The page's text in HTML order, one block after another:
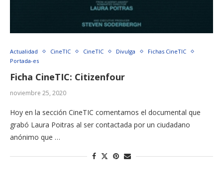
Actualidad CineTIC CineTIC Divulga
Fichas CineTIC
Portada-es
Ficha CineTIC: Citizenfour
noviembre 25, 2020
Hoy en la sección CineTIC comentamos el documental que
grabó Laura Poitras al ser contactada por un ciudadano
anónimo que …